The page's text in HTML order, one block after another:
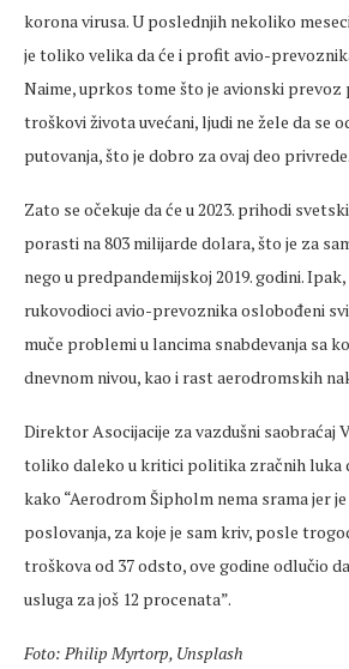
korona virusa. U poslednjih nekoliko
je toliko velika da će i profit avio-
Naime, uprkos tome što je avionski prevoz
troškovi života uvećani, ljudi ne žele da se
putovanja, što je dobro za ovaj deo privrede.
Zato se očekuje da će u 2023. prihodi
porasti na 803 milijarde dolara, što je za
nego u predpandemijskoj 2019. godini.
rukovodioci avio-prevoznika oslobođeni
muče problemi u lancima snabdevanja sa
dnevnom nivou, kao i rast aerodromskih
Direktor Asocijacije za vazdušni saobraćaj
toliko daleko u kritici politika zračnih luka
kako “Aerodrom Šipholm nema srama jer
poslovanja, za koje je sam kriv, posle
troškova od 37 odsto, ove godine odlučio
usluga za još 12 procenata”.
Foto: Philip Myrtorp, Unsplash